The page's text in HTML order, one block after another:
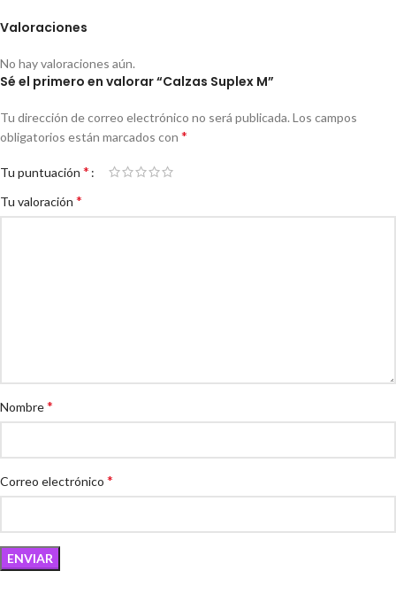
Valoraciones
No hay valoraciones aún.
Sé el primero en valorar “Calzas Suplex M”
Tu dirección de correo electrónico no será publicada. Los campos
obligatorios están marcados con *
Tu puntuación *
Tu valoración *
Nombre*
Correo electrónico *